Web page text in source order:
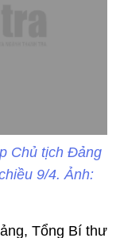
Chủ tịch Đảng
9/4. Ảnh:
Tổng Bí thư